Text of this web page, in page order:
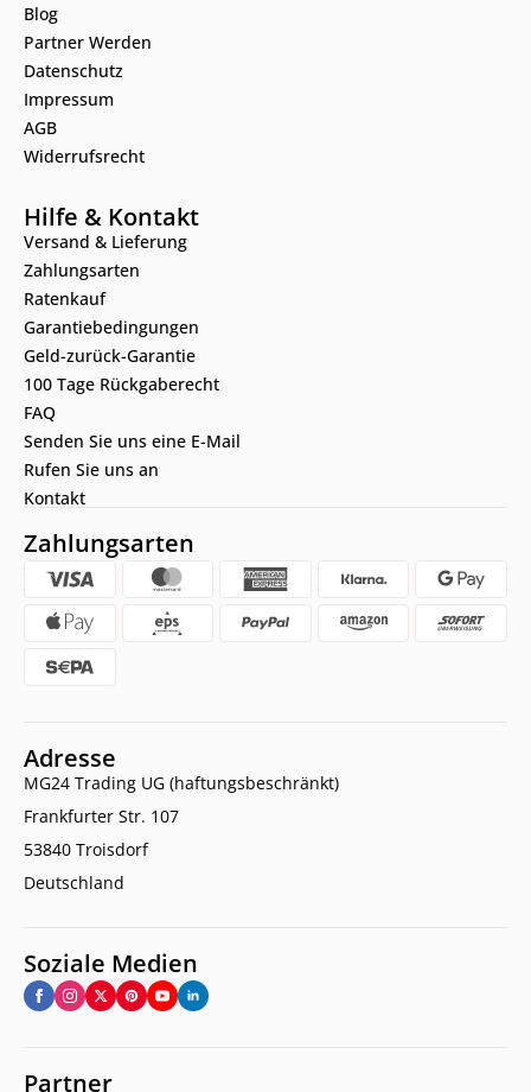
Blog
Partner Werden
Datenschutz
Impressum
AGB
Widerrufsrecht
Hilfe & Kontakt
Versand & Lieferung
Zahlungsarten
Ratenkauf
Garantiebedingungen
Geld-zurück-Garantie
100 Tage Rückgaberecht
FAQ
Senden Sie uns eine E-Mail
Rufen Sie uns an
Kontakt
Zahlungsarten
Adresse
MG24 Trading UG (haftungsbeschränkt)
Frankfurter Str. 107
53840 Troisdorf
Deutschland
Soziale Medien
Partner